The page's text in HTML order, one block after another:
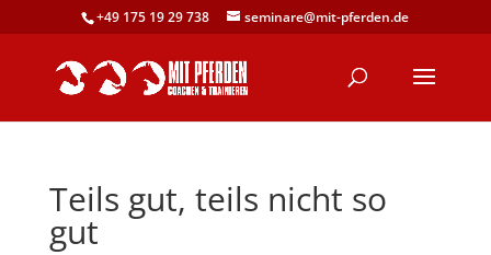
+49 175 19 29 738 seminare@mit-pferden.de
Teils gut, teils nicht so
gut